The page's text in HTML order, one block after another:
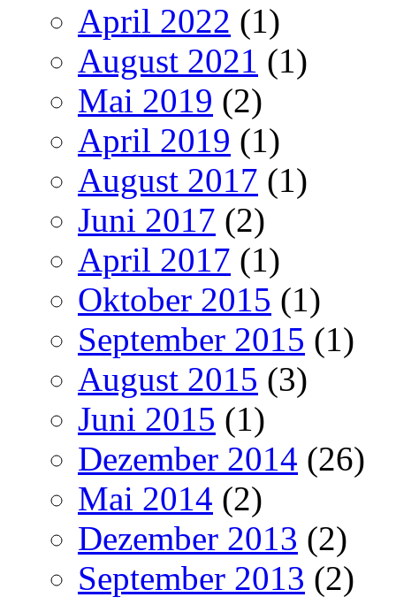
April 2022 (1)
August 2021 (1)
Mai 2019 (2)
April 2019 (1)
August 2017 (1)
Juni 2017 (2)
April 2017 (1)
Oktober 2015 (1)
September 2015 (1)
August 2015 (3)
Juni 2015 (1)
Dezember 2014 (26)
Mai 2014 (2)
Dezember 2013 (2)
September 2013 (2)